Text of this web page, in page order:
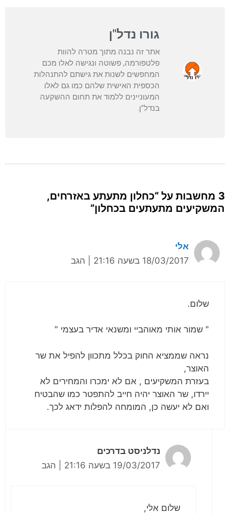
גורו נדל"ן
אתר זה נבנה מתוך מטרה להוות
פלטפורמה, פשוטה ונגישה לאלו מכם
המחפשים לשנות את גישתם להתנהלות
הכספית האישית שלהם כמו גם לאלו
המעוניינים ללמוד את תחום ההשקעה
בנדל"ן.
3 מחשבות על “כחלון מתעתע באזרחים,
המשקיעים מתעתעים בכחלון”
אלי
18/03/2017 בשעה 21:16
הגב
שלום.
" שמור אותי מאוהביי ומשנאי אדיר בעצמי "
נראה שממציא החוק בכלל מתכוון להפיל את שר
האוצר,
בעזרת המשקיעים , אם לא ימכרו והמחירים לא
יירדו, שר האוצר יהיה חייב להתפטר כמו שהבטיח
ואם לא יעשה כן, המומחה להפלות ידאג לכך.
נדלניסט בדרכים
19/03/2017 בשעה 21:16
הגב
שלום אלי,